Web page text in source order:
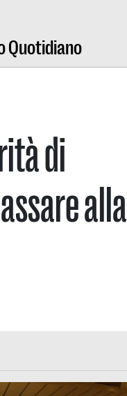
Quotidiano
di
alla
363fvfm9